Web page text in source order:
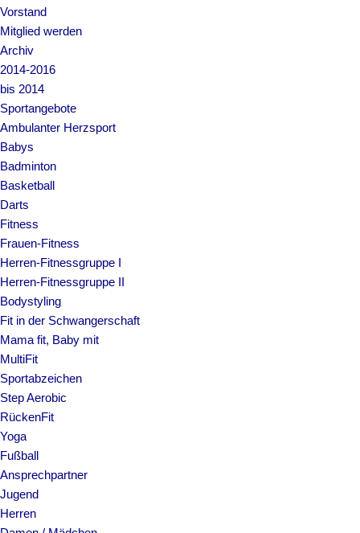
Vorstand
Mitglied werden
Archiv
2014-2016
bis 2014
Sportangebote
Ambulanter Herzsport
Babys
Badminton
Basketball
Darts
Fitness
Frauen-Fitness
Herren-Fitnessgruppe I
Herren-Fitnessgruppe II
Bodystyling
Fit in der Schwangerschaft
Mama fit, Baby mit
MultiFit
Sportabzeichen
Step Aerobic
RückenFit
Yoga
Fußball
Ansprechpartner
Jugend
Herren